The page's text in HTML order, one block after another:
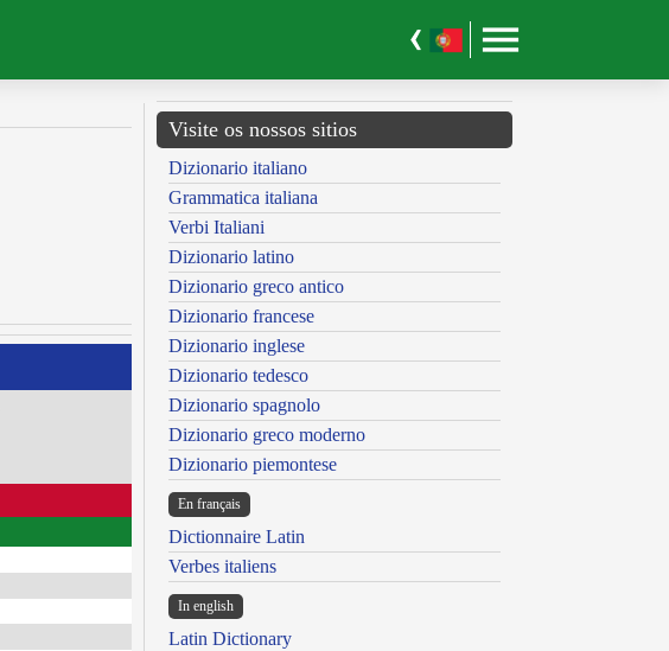
Visite os nossos sitios
Dizionario italiano
Grammatica italiana
Verbi Italiani
Dizionario latino
Dizionario greco antico
Dizionario francese
Dizionario inglese
Dizionario tedesco
Dizionario spagnolo
Dizionario greco moderno
Dizionario piemontese
En français
Dictionnaire Latin
Verbes italiens
In english
Latin Dictionary